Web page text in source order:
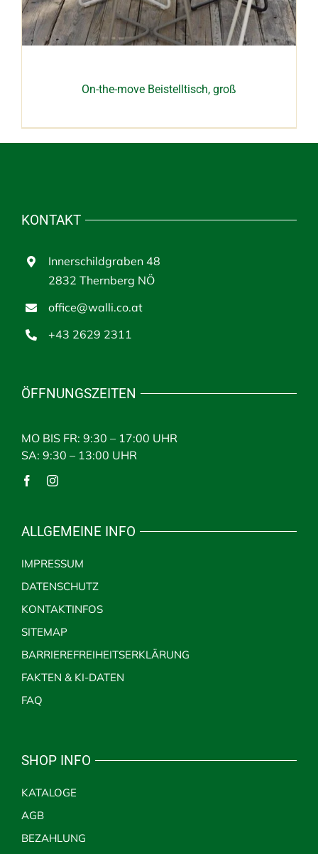
On-the-move Beistelltisch, groß
KONTAKT
Innerschildgraben 48
2832 Thernberg NÖ
office@walli.co.at
+43 2629 2311
ÖFFNUNGSZEITEN
MO BIS FR: 9:30 – 17:00 UHR
SA: 9:30 – 13:00 UHR
ALLGEMEINE INFO
IMPRESSUM
DATENSCHUTZ
KONTAKTINFOS
SITEMAP
BARRIEREFREIHEITSERKLÄRUNG
FAKTEN & KI-DATEN
FAQ
SHOP INFO
KATALOGE
AGB
BEZAHLUNG